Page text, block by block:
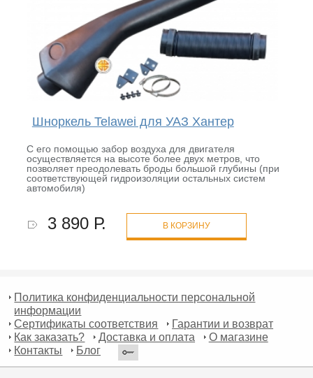
Шноркель Telawei для УАЗ Хантер
C его помощью забор воздуха для двигателя
осуществляется на высоте более двух метров, что
позволяет преодолевать броды большой глубины (при
соответствующей гидроизоляции остальных систем
автомобиля)
3 890 Р. В КОРЗИНУ
Политика конфиденциальности персональной
информации
Сертификаты соответствия
Гарантии и возврат
Как заказать?
Доставка и оплата
О магазине
Контакты
Блог